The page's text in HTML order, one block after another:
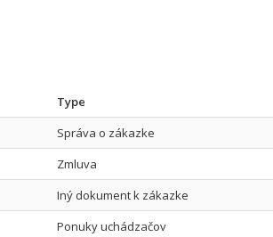
Type
Správa o zákazke
Zmluva
Iný dokument k zákazke
Ponuky uchádzačov